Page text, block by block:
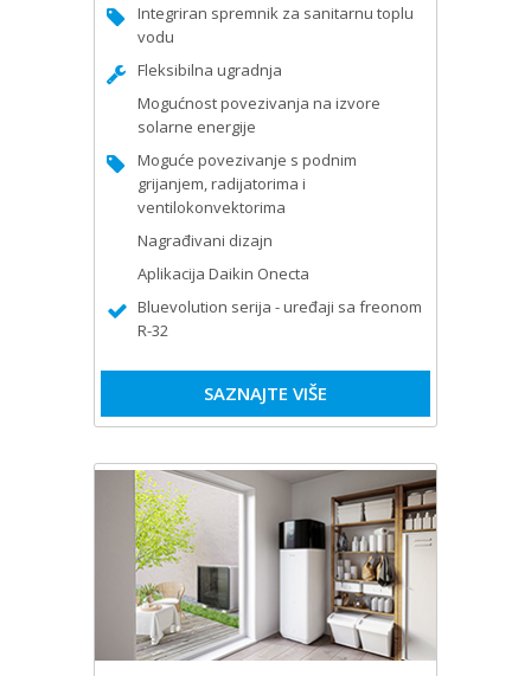
Integriran spremnik za sanitarnu toplu
vodu
Fleksibilna ugradnja
Mogućnost povezivanja na izvore
solarne energije
Moguće povezivanje s podnim
grijanjem, radijatorima i
ventilokonvektorima
Nagrađivani dizajn
Aplikacija Daikin Onecta
Bluevolution serija - uređaji sa freonom
R-32
SAZNAJTE VIŠE